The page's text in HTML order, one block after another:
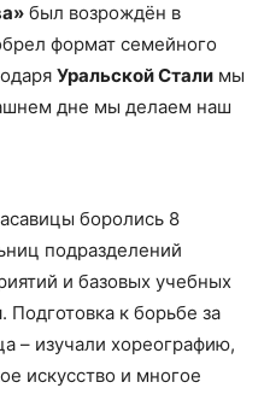
был возрождён в
формат семейного
Уральской Стали мы
дне мы делаем наш
боролись 8
подразделений
и базовых учебных
. Подготовка к борьбе за
– изучали хореографию,
искусство и многое